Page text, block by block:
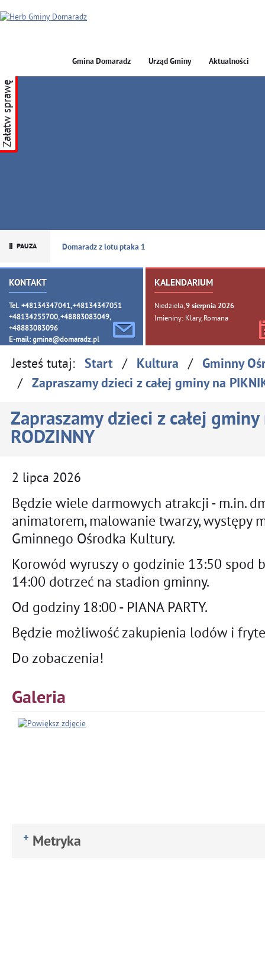
GMINA DOMARADZ
Gmina Domaradz Urząd Gminy Aktualności
Domaradz z lotu ptaka 1
KONTAKT
Tel. +48134347041, +48134347051
+48134255700, +48883083049,
+48883083096
E-mail: gmina@domaradz.pl
KALENDARIUM
Niedziela, 9sierpnia 2026
Imieniny: Klary, Romana
Załatw sprawę
Jesteś tutaj: Start / Kultura / Gminny
/ Zapraszamy dzieci z całej gminy na
Zapraszamy dzieci z całej
RODZINNY
2 lipca 2026
Będzie wiele darmowych atrakcji - m.in.
animatorem, malowanie twarzy, występy
Gminnego Ośrodka Kultury.
Korowód wyruszy o godzinie 13:50 spod
14:00 dotrzeć na stadion gminny.
Od godziny 18:00 - PIANA PARTY.
Będzie możliwość zakupienia lodów i
Do zobaczenia!
Galeria
Metryka